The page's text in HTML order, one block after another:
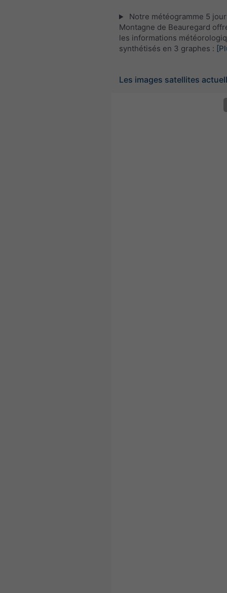
Notre météogramme 5
Montagne de Beauregard
les informations
synthétisés en 3 graphes :
Les images satellites